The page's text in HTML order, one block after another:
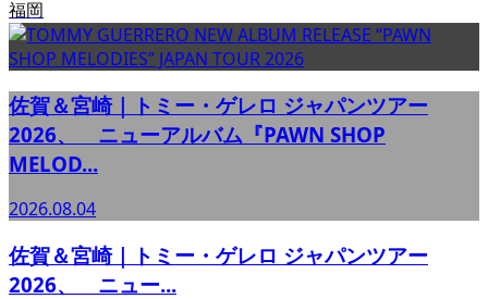
福岡
佐賀＆宮崎｜トミー・ゲレロ ジャパンツアー
2026、 ニューアルバム『PAWN SHOP
MELOD...
2026.08.04
佐賀＆宮崎｜トミー・ゲレロ ジャパンツアー
2026、 ニュー...